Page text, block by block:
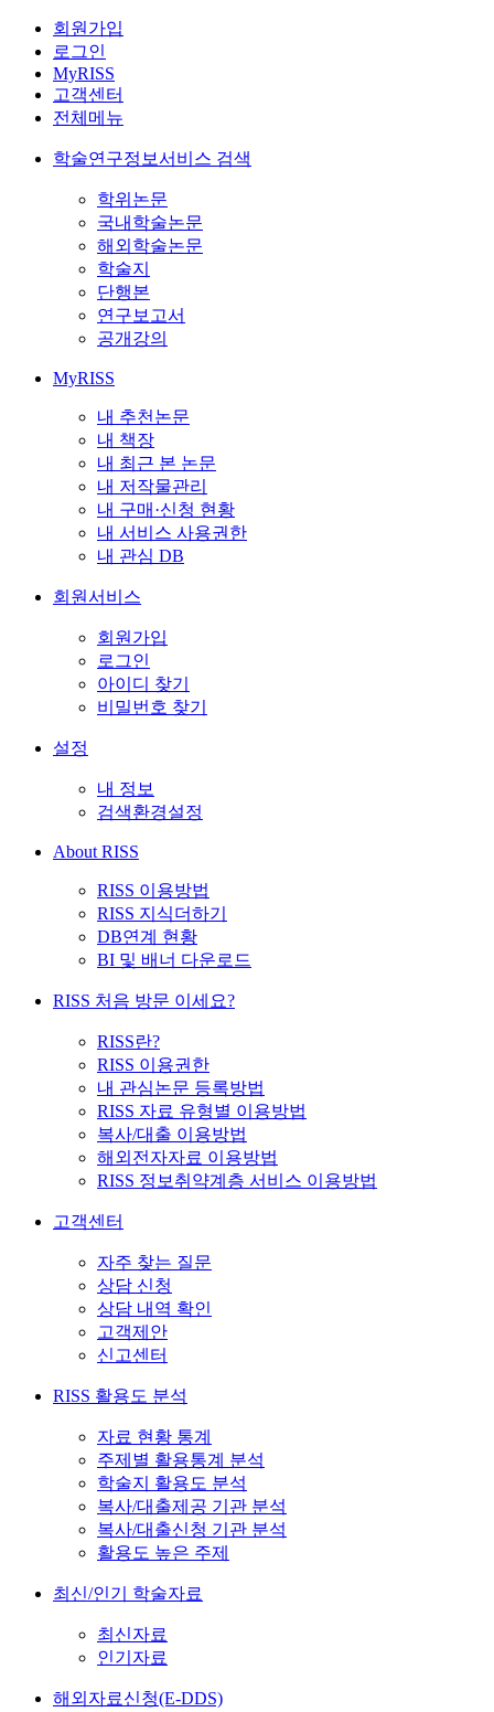
회원가입
로그인
MyRISS
고객센터
전체메뉴
학술연구정보서비스 검색
학위논문
국내학술논문
해외학술논문
학술지
단행본
연구보고서
공개강의
MyRISS
내 추천논문
내 책장
내 최근 본 논문
내 저작물관리
내 구매·신청 현황
내 서비스 사용권한
내 관심 DB
회원서비스
회원가입
로그인
아이디 찾기
비밀번호 찾기
설정
내 정보
검색환경설정
About RISS
RISS 이용방법
RISS 지식더하기
DB연계 현황
BI 및 배너 다운로드
RISS 처음 방문 이세요?
RISS란?
RISS 이용권한
내 관심논문 등록방법
RISS 자료 유형별 이용방법
복사/대출 이용방법
해외전자자료 이용방법
RISS 정보취약계층 서비스 이용방법
고객센터
자주 찾는 질문
상담 신청
상담 내역 확인
고객제안
신고센터
RISS 활용도 분석
자료 현황 통계
주제별 활용통계 분석
학술지 활용도 분석
복사/대출제공 기관 분석
복사/대출신청 기관 분석
활용도 높은 주제
최신/인기 학술자료
최신자료
인기자료
해외자료신청(E-DDS)